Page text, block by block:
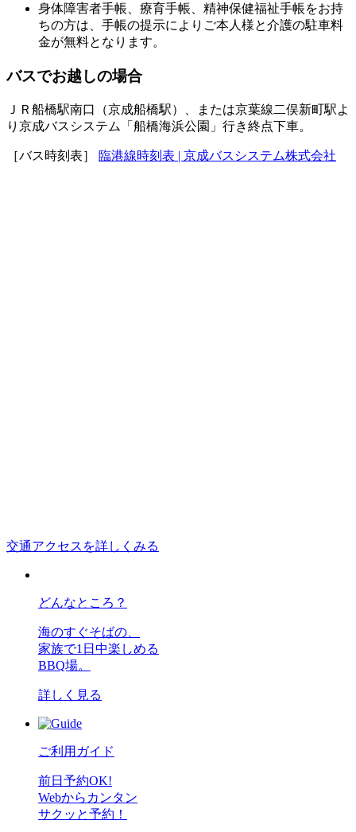
身体障害者手帳、療育手帳、精神保健福祉手帳をお持
ちの方は、手帳の提示によりご本人様と介護の駐車料
金が無料となります。
バスでお越しの場合
ＪＲ船橋駅南口（京成船橋駅）、または京葉線二俣新町駅よ
り京成バスシステム「船橋海浜公園」行き終点下車。
［バス時刻表］ 臨港線時刻表 | 京成バスシステム株式会社
交通アクセスを詳しくみる
どんなところ？
海のすぐそばの、
家族で1日中楽しめる
BBQ場。
詳しく見る
ご利用ガイド
前日予約OK!
Webからカンタン
サクッと予約！